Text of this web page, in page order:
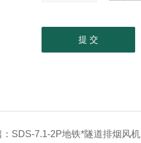
SDS-7.1-2P地铁*隧道排烟风机